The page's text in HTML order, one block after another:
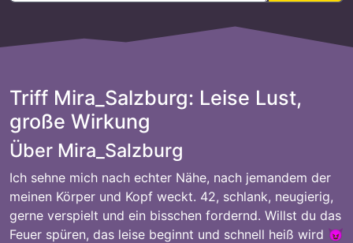
Triff Mira_Salzburg: Leise Lust,
große Wirkung
Über Mira_Salzburg
Ich sehne mich nach echter Nähe, nach jemandem der
meinen Körper und Kopf weckt. 42, schlank, neugierig,
gerne verspielt und ein bisschen fordernd. Willst du das
Feuer spüren, das leise beginnt und schnell heiß wird 😈